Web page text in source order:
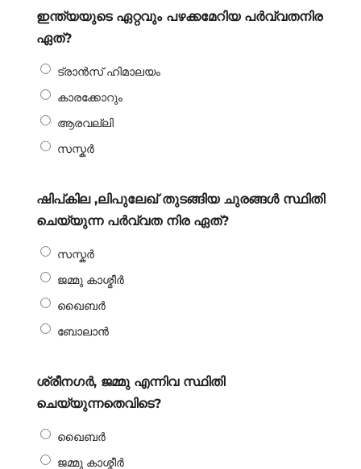
ഇന്ത്യയുടെ ഏറ്റവും പഴക്കമേറിയ പർവ്വതനിര
ഏത്?
ട്രാൻസ് ഹിമാലയം
കാരക്കോറും
ആരവല്ലി
സസ്കർ
ഷിപ്കില ,ലിപുലേഖ് തുടങ്ങിയ ചുരങ്ങൾ സ്ഥിതി
ചെയ്യുന്ന പർവ്വത നിര ഏത്?
സസ്കർ
ജമ്മു കാശ്മീർ
ഖൈബർ
ബോലാൻ
ശ്രീനഗർ, ജമ്മു എന്നിവ സ്ഥിതി
ചെയ്യുന്നതെവിടെ?
ഖൈബർ
ജമ്മു കാശ്മീർ